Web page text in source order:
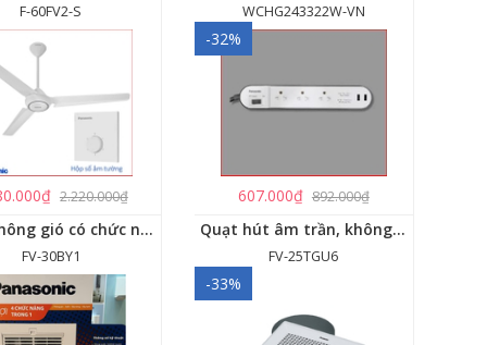
F-60FV2-S
2.220.000₫
WCHG243322W-VN
-32%
607.000₫ 892.000₫
Quạt thông gió có chức năng sưởi ấm, dùng cho phòng tắm - FV-30BY1
FV-30BY1
Quạt hút âm trần, không dùng ống dẫn Panasonic - FV-25TGU6
FV-25TGU6
-33%